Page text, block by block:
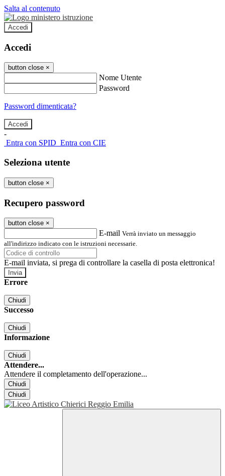
Salta al contenuto
Accedi
Accedi
button close ×
Nome Utente
Password
Password dimenticata?
-
Entra con SPID Entra con CIE
Seleziona utente
button close ×
Recupero password
button close ×
E-mail Verrà inviato un messaggio
all'indirizzo indicato con le istruzioni necessarie.
E-mail inviata, si prega di controllare la casella di posta elettronica!
Errore
Chiudi
Successo
Chiudi
Informazione
Chiudi
Attendere...
Attendere il completamento dell'operazione...
Chiudi
Chiudi